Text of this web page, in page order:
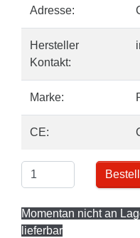
Adresse:
Hersteller
Kontakt:
Marke:
CE:
Momentan nicht an
lieferbar